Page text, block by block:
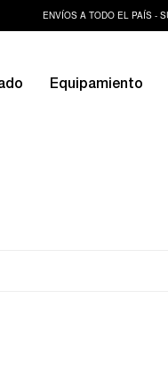
ENVÍOS A TODO EL PAÍS -
Equipamiento